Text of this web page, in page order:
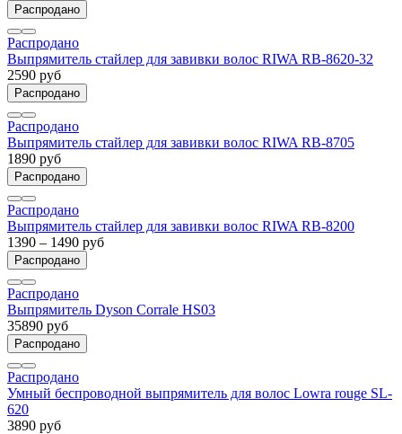
Распродано
Распродано
Выпрямитель стайлер для завивки волос RIWA RB-8620-32
2590 руб
Распродано
Распродано
Выпрямитель стайлер для завивки волос RIWA RB-8705
1890 руб
Распродано
Распродано
Выпрямитель стайлер для завивки волос RIWA RB-8200
1390 – 1490 руб
Распродано
Распродано
Выпрямитель Dyson Corrale HS03
35890 руб
Распродано
Распродано
Умный беспроводной выпрямитель для волос Lowra rouge SL-
620
3890 руб